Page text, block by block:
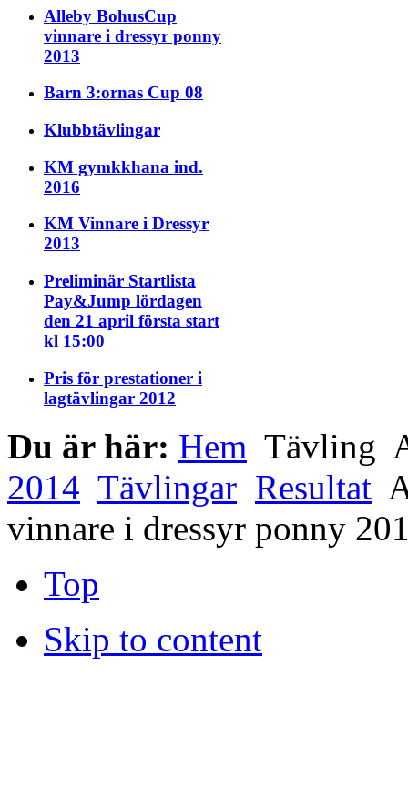
Alleby BohusCup
vinnare i dressyr ponny
2013
Barn 3:ornas Cup 08
Klubbtävlingar
KM gymkkhana ind.
2016
KM Vinnare i Dressyr
2013
Preliminär Startlista
Pay&Jump lördagen
den 21 april första start
kl 15:00
Pris för prestationer i
lagtävlingar 2012
Du är här: Hem Tävling
2014 Tävlingar Resultat
vinnare i dressyr ponny
Top
Skip to content